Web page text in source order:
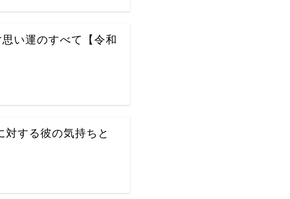
い運のすべて【令和
する彼の気持ちと